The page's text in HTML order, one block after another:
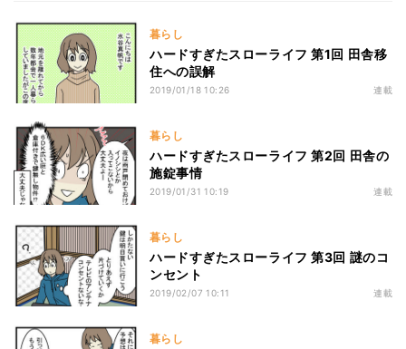
暮らし
ハードすぎたスローライフ 第1回 田舎移
住への誤解
2019/01/18 10:26 連載
暮らし
ハードすぎたスローライフ 第2回 田舎の
施錠事情
2019/01/31 10:19 連載
暮らし
ハードすぎたスローライフ 第3回 謎のコ
ンセント
2019/02/07 10:11 連載
暮らし